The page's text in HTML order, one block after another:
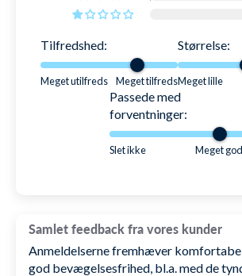
hænges op og lægges sammen. Så er
endnu en tur i vandet derefter.
Tilfredshed:
Meget utilfreds Meget tilfreds
Størrelse:
Meget lille
Passede med
forventninger:
Slet ikke Meget
Samlet feedback fra vores kunder
Anmeldelserne fremhæver
god bevægelsesfrihed, bl.a. med de